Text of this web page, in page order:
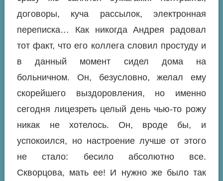
договоры, куча рассылок, электронная
переписка… Как никогда Андрея радовал
тот факт, что его коллега словил простуду и
в данный момент сидел дома на
больничном. Он, безусловно, желал ему
скорейшего выздоровления, но именно
сегодня лицезреть целый день чью-то рожу
никак не хотелось. Он, вроде бы, и
успокоился, но настроение лучше от этого
не стало: бесило абсолютно все.
Скворцова, мать ее! И нужно же было так